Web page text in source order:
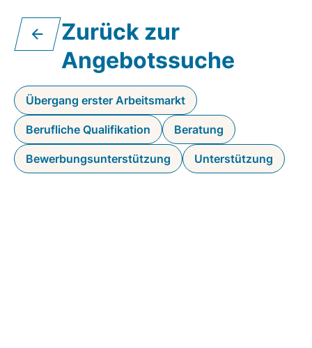
Zurück zur
Angebotssuche
Übergang erster Arbeitsmarkt
Berufliche Qualifikation Beratung
Bewerbungsunterstützung Unterstützung